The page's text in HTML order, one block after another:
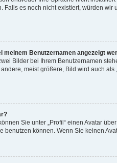
Falls es noch nicht existiert, würden
meinem Benutzernamen angezeigt
Bilder bei Ihrem Benutzernamen
meist größere, Bild wird auch
Sie unter „Profil“ einen Avatar
benutzen können. Wenn Sie keinen